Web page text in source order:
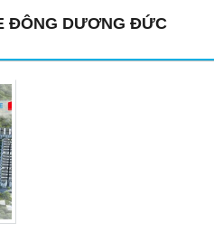
ĐÔNG DƯƠNG ĐỨC